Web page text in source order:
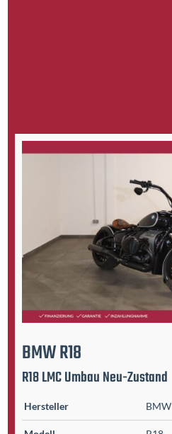
BMWR18
R18 LMC Umbau Neu-Zustand
Hersteller BMW